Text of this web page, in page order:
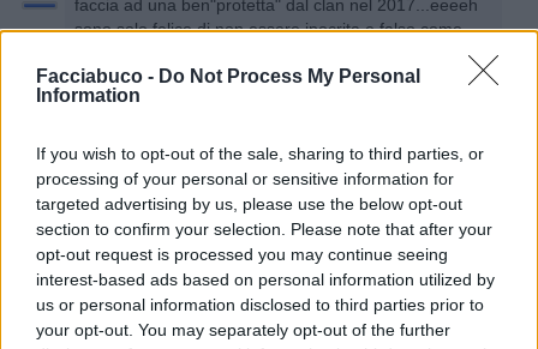
Facciabuco - Do Not Process My Personal
Information
If you wish to opt-out of the sale, sharing to third parties, or
processing of your personal or sensitive information for
targeted advertising by us, please use the below opt-out
section to confirm your selection. Please note that after your
opt-out request is processed you may continue seeing
interest-based ads based on personal information utilized by
us or personal information disclosed to third parties prior to
your opt-out. You may separately opt-out of the further
faccia ad una ben"protetta" dal clan nel 2017...eeeeh
sono solo felice di non essere ipocrita e falso come
livello sono messi qui)
😂😂😂😂😂😂😂😂😂😂😂😂